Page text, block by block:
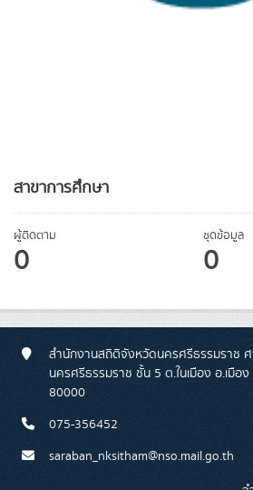
สาขาการศึกษา
ผู้ติดตาม
0
ชุดข้อมูล
0
สำนักงานสถิติจังหวัดนครศรีธรรมราช
นครศรีธรรมราช ชั้น 5 ต.ในเมือง อ.เมือ
80000
075-356452
saraban_nksitham@nso.mail.go.th